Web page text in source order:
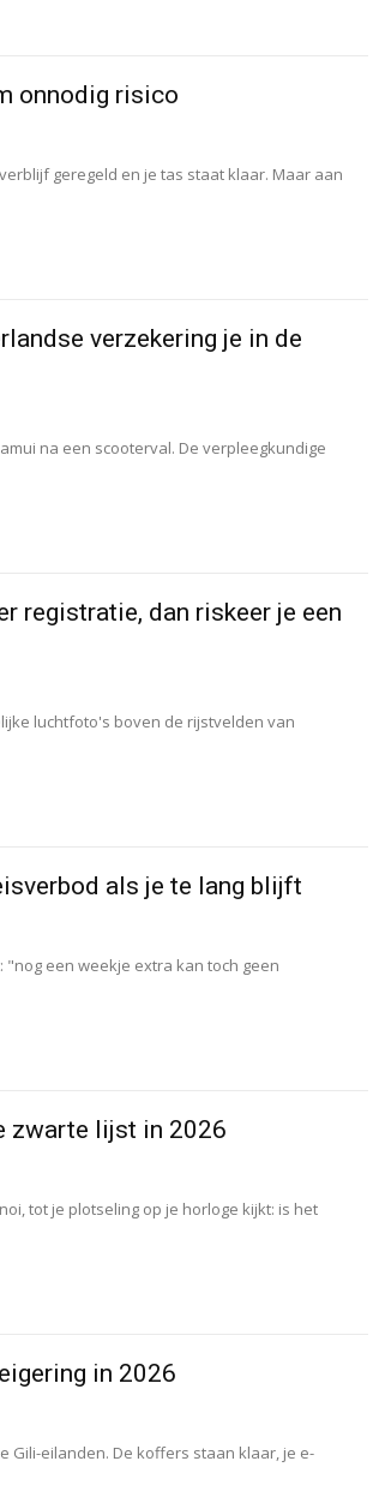
onnodig risico
geregeld en je tas staat klaar. Maar aan
verzekering je in de
na een scooterval. De verpleegkundige
registratie, dan riskeer je een
luchtfoto's boven de rijstvelden van
als je te lang blijft
"nog een weekje extra kan toch geen
zwarte lijst in 2026
tot je plotseling op je horloge kijkt: is het
in 2026
Gili-eilanden. De koffers staan klaar, je e-